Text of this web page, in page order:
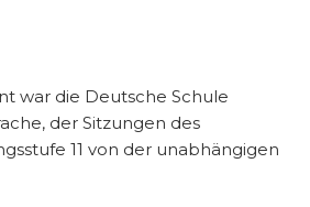
war die Deutsche Schule
der Sitzungen des
11 von der unabhängigen